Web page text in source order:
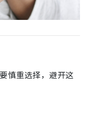
慎重选择，避开这